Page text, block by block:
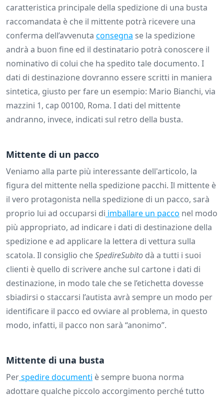
caratteristica principale della spedizione di una busta
raccomandata è che il mittente potrà ricevere una
conferma dell’avvenuta consegna se la spedizione
andrà a buon fine ed il destinatario potrà conoscere il
nominativo di colui che ha spedito tale documento. I
dati di destinazione dovranno essere scritti in maniera
sintetica, giusto per fare un esempio: Mario Bianchi, via
mazzini 1, cap 00100, Roma. I dati del mittente
andranno, invece, indicati sul retro della busta.
Mittente di un pacco
Veniamo alla parte più interessante dell'articolo, la
figura del mittente nella spedizione pacchi. Il mittente è
il vero protagonista nella spedizione di un pacco, sarà
proprio lui ad occuparsi di imballare un pacco nel modo
più appropriato, ad indicare i dati di destinazione della
spedizione e ad applicare la lettera di vettura sulla
scatola. Il consiglio cheSpedireSubito dà a tutti i suoi
clienti è quello di scrivere anche sul cartone i dati di
destinazione, in modo tale che se l’etichetta dovesse
sbiadirsi o staccarsi l’autista avrà sempre un modo per
identificare il pacco ed ovviare al problema, in questo
modo, infatti, il pacco non sarà “anonimo”.
Mittente di una busta
Perspedire documenti è sempre buona norma
adottare qualche piccolo accorgimento perché tutto